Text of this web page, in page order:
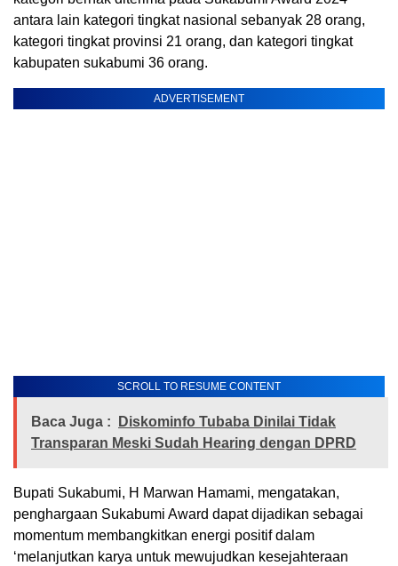
antara lain kategori tingkat nasional sebanyak 28 orang,
kategori tingkat provinsi 21 orang, dan kategori tingkat
kabupaten sukabumi 36 orang.
ADVERTISEMENT
SCROLL TO RESUME CONTENT
Baca Juga :
Diskominfo Tubaba Dinilai Tidak
Transparan Meski Sudah Hearing dengan DPRD
Bupati Sukabumi, H Marwan Hamami, mengatakan,
penghargaan Sukabumi Award dapat dijadikan sebagai
momentum membangkitkan energi positif dalam
‘melanjutkan karya untuk mewujudkan kesejahteraan